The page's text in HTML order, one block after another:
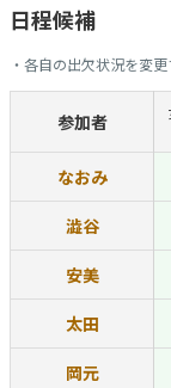
日程候補
・各自の出欠状況を変
参加者
なおみ
澁谷
安美
太田
岡元